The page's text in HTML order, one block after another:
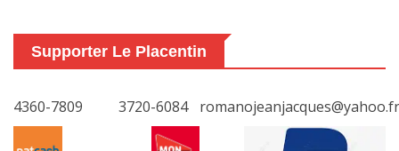
Supporter Le Placentin
4360-7809 3720-6084 romanojeanjacques@yahoo.fr